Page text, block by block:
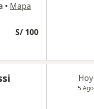
• Mapa
S/ 100
Hoy
5 Ago